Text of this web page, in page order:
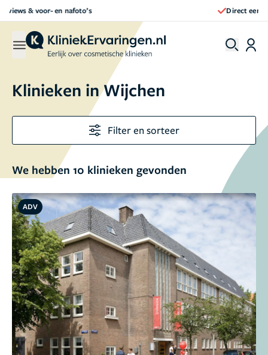
Klinieken inWijchen
Filter en sorteer
We hebben 10 klinieken gevonden
ADV